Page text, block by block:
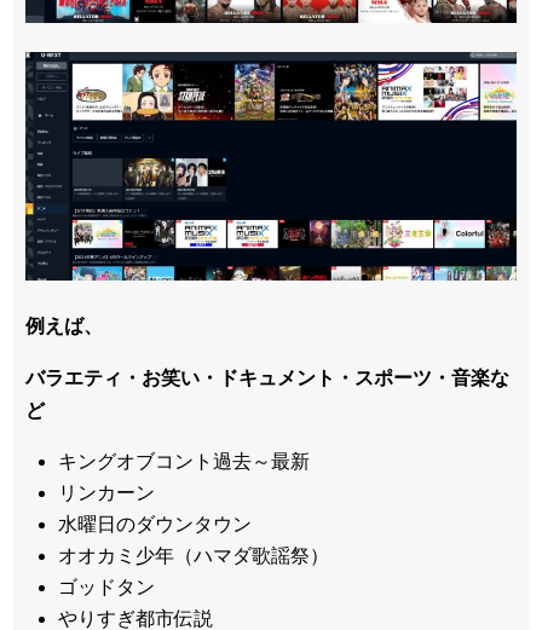
例えば、
バラエティ・お笑い・ドキュメント・スポーツ・音楽な
ど
キングオブコント過去～最新
リンカーン
水曜日のダウンタウン
オオカミ少年（ハマダ歌謡祭）
ゴッドタン
やりすぎ都市伝説